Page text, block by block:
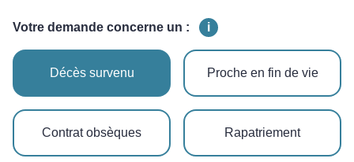
Votre demande concerne un : i
Décès survenu Proche en fin de vie
Contrat obsèques Rapatriement